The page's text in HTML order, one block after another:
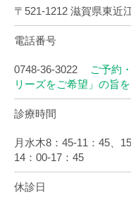
〒521-1212 滋賀県東近
電話番号
0748-36-3022
ご予約
リーズをご希望」の旨
診療時間
月水木8：45-11：45、
14：00-17：45
休診日